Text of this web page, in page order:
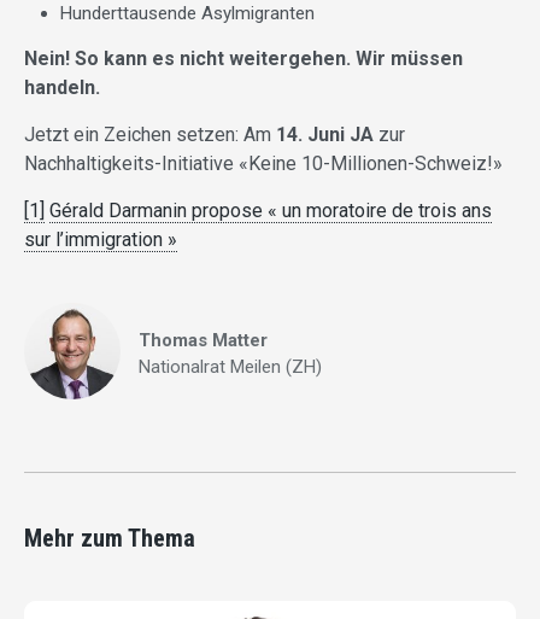
Hunderttausende Asylmigranten
Nein! So kann es nicht weitergehen. Wir müssen
handeln.
Jetzt ein Zeichen setzen: Am 14. Juni JA zur
Nachhaltigkeits-Initiative «Keine 10-Millionen-Schweiz!»
[1] Gérald Darmanin propose « un moratoire de trois ans
sur l’immigration »
Thomas Matter
Nationalrat Meilen (ZH)
Mehr zum Thema